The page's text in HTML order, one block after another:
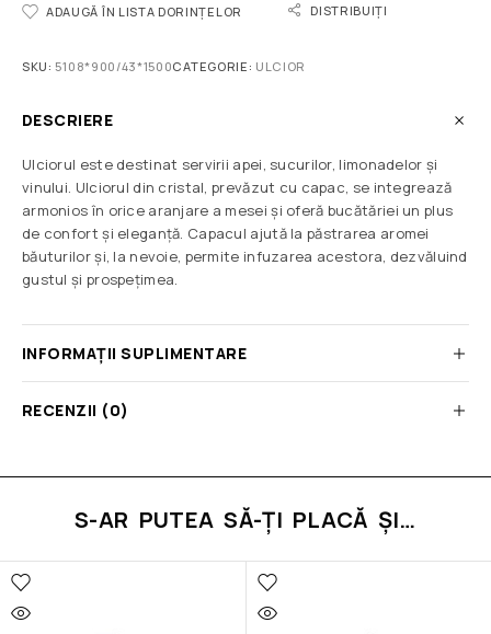
ADAUGĂ ÎN LISTA DORINȚELOR DISTRIBUIȚI
SKU:5108*900/43*1500CATEGORIE: ULCIOR
DESCRIERE
Ulciorul este destinat servirii apei, sucurilor, limonadelor și
vinului. Ulciorul din cristal, prevăzut cu capac, se integrează
armonios în orice aranjare a mesei și oferă bucătăriei un plus
de confort și eleganță. Capacul ajută la păstrarea aromei
băuturilor și, la nevoie, permite infuzarea acestora, dezvăluind
gustul și prospețimea.
INFORMAȚII SUPLIMENTARE
RECENZII (0)
S-AR PUTEA SĂ-ȚI PLACĂ ȘI…